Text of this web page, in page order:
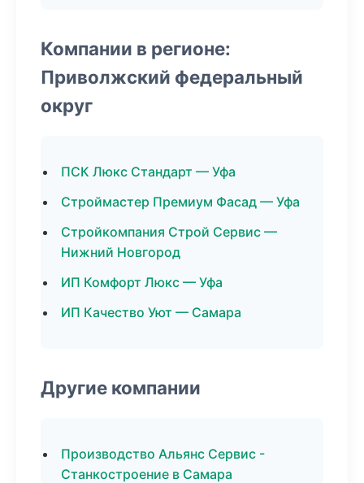
Компании в регионе:
Приволжский федеральный
округ
ПСК Люкс Стандарт — Уфа
Строймастер Премиум Фасад — Уфа
Стройкомпания Строй Сервис —
Нижний Новгород
ИП Комфорт Люкс — Уфа
ИП Качество Уют — Самара
Другие компании
Производство Альянс Сервис -
Станкостроение в Самара